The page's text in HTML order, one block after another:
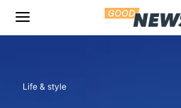
Life & style